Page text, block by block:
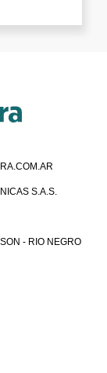
S.A.S.
- RIO NEGRO